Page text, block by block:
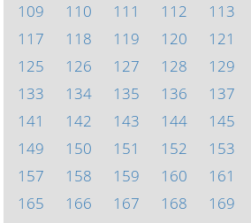
109
110 111 112 113
117
118 119 120 121
125
126 127 128 129
133
134 135 136 137
141
142 143 144 145
149
150 151 152 153
157
158 159 160 161
165
166 167 168 169